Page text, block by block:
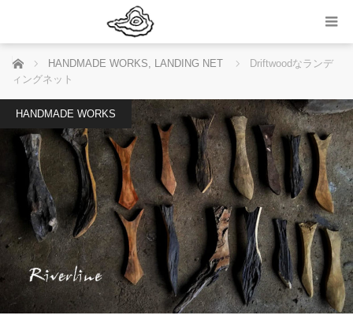
ホーム HANDMADE WORKS, LANDING NET
Driftwoodなランデ
ィングネット
HANDMADE WORKS